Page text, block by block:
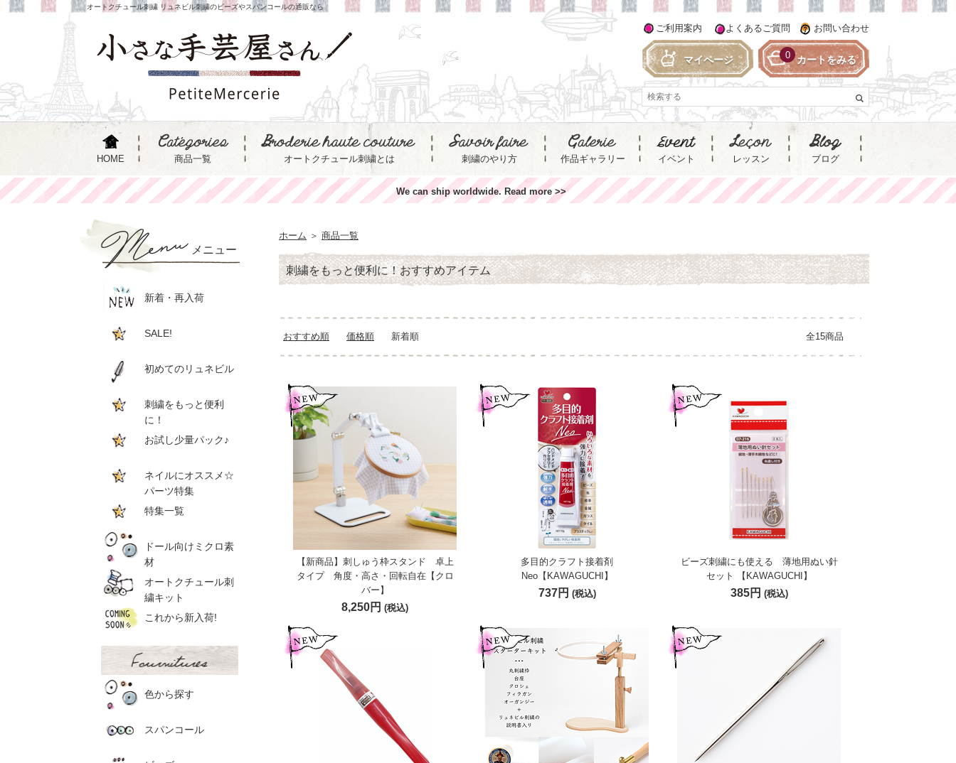
オートクチュール刺繍 リュネビル刺繍のビーズやスパンコールの通販なら
HOME 商品一覧 オートクチュール刺繍とは 刺繍のやり方 作品ギャラリー イベント レッスン ブログ
ご利用案内 よくあるご質問 お問い合わせ
マイページ カートをみる
0
We can ship worldwide. Read more >>
ホーム ＞ 商品一覧
刺繍をもっと便利に！おすすめアイテム
全15商品
おすすめ順 価格順 新着順
【新商品】刺しゅう枠スタンド 卓上
タイプ 角度・高さ・回転自在【クロ
バー】
8,250円 (税込)
多目的クラフト接着剤
Neo【KAWAGUCHI】
737円 (税込)
ビーズ刺繍にも使える 薄地用ぬい針
セット 【KAWAGUCHI】
385円 (税込)
メニュー
新着・再入荷
SALE!
初めてのリュネビル
刺繍をもっと便利
に！
お試し少量パック♪
ネイルにオススメ☆
パーツ特集
特集一覧
ドール向けミクロ素
材
オートクチュール刺
繍キット
これから新入荷!
色から探す
スパンコール